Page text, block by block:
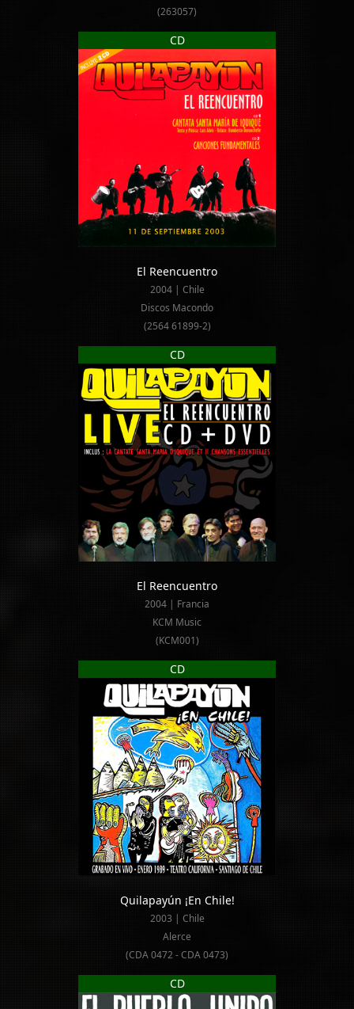
(263057)
CD
El Reencuentro
2004 | Chile
Discos Macondo
(2564 61899-2)
CD
El Reencuentro
2004 | Francia
KCM Music
(KCM001)
CD
Quilapayún ¡En Chile!
2003 | Chile
Alerce
(CDA 0472 - CDA 0473)
CD